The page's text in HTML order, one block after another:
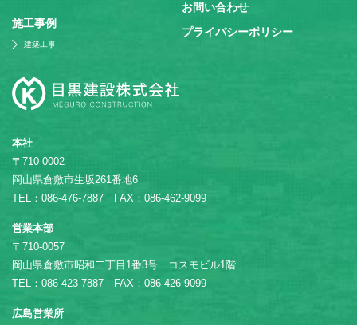
本社
〒710-0002
岡山県倉敷市生坂261番地6
TEL：086-476-7887 FAX：086-462-9099
営業本部
〒710-0057
岡山県倉敷市昭和二丁目1番3号 コスモビル1階
TEL：086-423-7887 FAX：086-426-9099
広島営業所
施⼯事例
建築工事
お問い合わせ
プライバシーポリシー